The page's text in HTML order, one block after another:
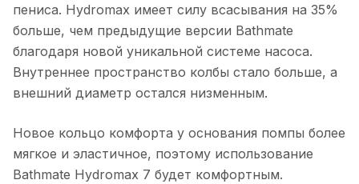
пениса. Hydromax имеет силу всасывания на 35%
больше, чем предыдущие версии Bathmate
благодаря новой уникальной системе насоса.
Внутреннее пространство колбы стало больше, а
внешний диаметр остался низменным.
Новое кольцо комфорта у основания помпы более
мягкое и эластичное, поэтому использование
Bathmate Hydromax 7 будет комфортным.